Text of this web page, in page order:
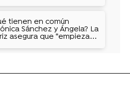
tienen en común
Sánchez y Ángela? La
asegura que “empiezas